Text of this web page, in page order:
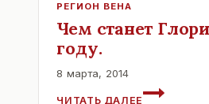
РЕГИОН ВЕНА
Чем станет
году.
8 марта, 2014
ЧИТАТЬ ДАЛЕЕ
ЧЕМ